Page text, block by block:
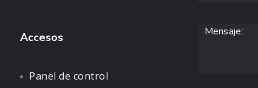
Accesos
Panel de control